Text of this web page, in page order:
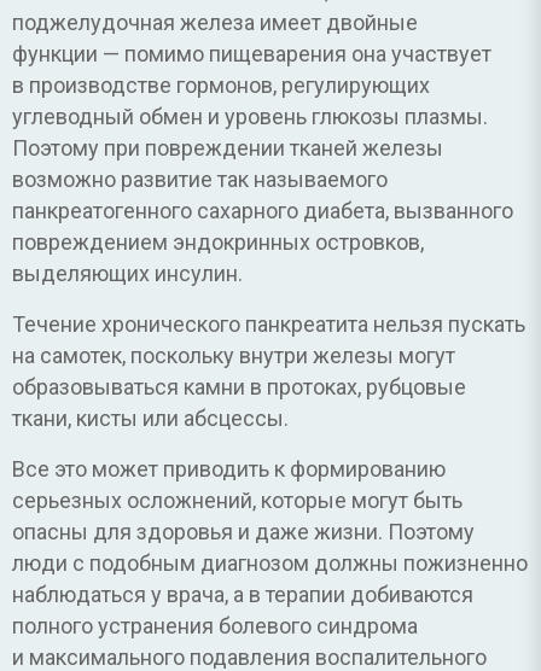
поджелудочная железа имеет двойные
функции — помимо пищеварения она участвует
в производстве гормонов, регулирующих
углеводный обмен и уровень глюкозы плазмы.
Поэтому при повреждении тканей железы
возможно развитие так называемого
панкреатогенного сахарного диабета, вызванного
повреждением эндокринных островков,
выделяющих инсулин.
Течение хронического панкреатита нельзя пускать
на самотек, поскольку внутри железы могут
образовываться камни в протоках, рубцовые
ткани, кисты или абсцессы.
Все это может приводить к формированию
серьезных осложнений, которые могут быть
опасны для здоровья и даже жизни. Поэтому
люди с подобным диагнозом должны пожизненно
наблюдаться у врача, а в терапии добиваются
полного устранения болевого синдрома
и максимального подавления воспалительного